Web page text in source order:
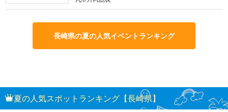
長崎県の夏の人気イベントランキング
夏の人気スポットランキング【長崎県】